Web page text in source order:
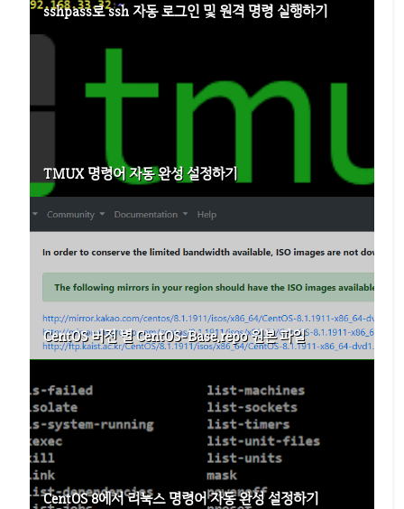
sshpass로 ssh 자동 로그인 및 원격 명령 실행하기
TMUX 명령어 자동 완성 설정하기
CentOS 버전 별 CentOS-Base.repo 원본 파일
CentOS 8에서 리눅스 명령어 자동 완성 설정하기